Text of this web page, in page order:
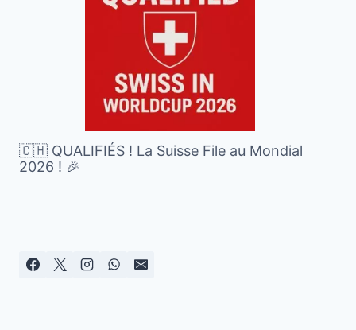
🇨🇭 QUALIFIÉS ! La Suisse File au Mondial
2026 ! 🎉